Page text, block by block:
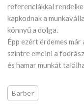
referenciákkal
kapkodnak a
könnyű a dolga.
Épp ezért érdemes
szintre emelni a
és hamar munkát
Barber